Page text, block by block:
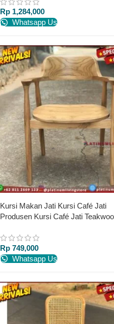
Rp 1,284,000
Whatsapp Us
Kursi Makan Jati Kursi Café Jati
Produsen Kursi Café Jati
Rp 749,000
Whatsapp Us